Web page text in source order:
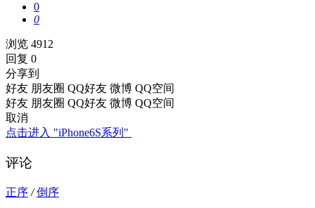
0
0
浏览 4912
回复 0
分享到
好友 朋友圈 QQ好友 微博 QQ空间
好友 朋友圈 QQ好友 微博 QQ空间
取消
点击进入 "iPhone6S系列"
评论
正序 / 倒序